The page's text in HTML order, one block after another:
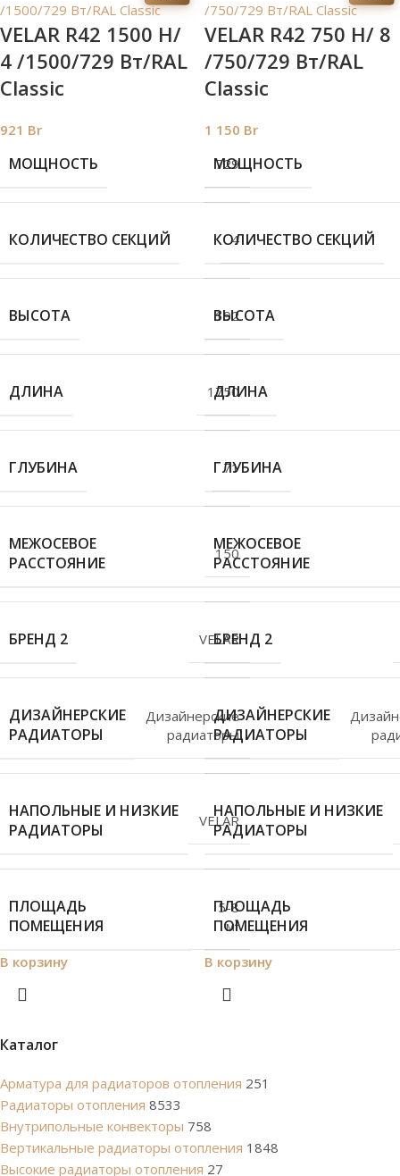
Каталог
Арматура для радиаторов отопления 251
Радиаторы отопления 8533
Внутрипольные конвекторы 758
Вертикальные радиаторы отопления 1848
Высокие радиаторы отопления 27
VELAR R42 1500 H/
4 /1500/729 Вт/RAL
Classic
921 Br
МОЩНОСТЬ 729
КОЛИЧЕСТВО СЕКЦИЙ 4
ВЫСОТА 192
ДЛИНА 1750
ГЛУБИНА 71
МЕЖОСЕВОЕ
РАССТОЯНИЕ
150
БРЕНД 2 VELAR
ДИЗАЙНЕРСКИЕ
РАДИАТОРЫ
Дизайнерские
радиаторы
НАПОЛЬНЫЕ И НИЗКИЕ
РАДИАТОРЫ
VELAR
ПЛОЩАДЬ
ПОМЕЩЕНИЯ
5-8
м²
В корзину
VELAR R42 750 H/ 8
/750/729 Вт/RAL
Classic
1 150 Br
МОЩНОСТЬ
КОЛИЧЕСТВО СЕКЦИЙ
ВЫСОТА
ДЛИНА
ГЛУБИНА
МЕЖОСЕВОЕ
РАССТОЯНИЕ
БРЕНД 2
ДИЗАЙНЕРСКИЕ
РАДИАТОРЫ
НАПОЛЬНЫЕ И НИЗКИЕ
РАДИАТОРЫ
ПЛОЩАДЬ
ПОМЕЩЕНИЯ
В корзину